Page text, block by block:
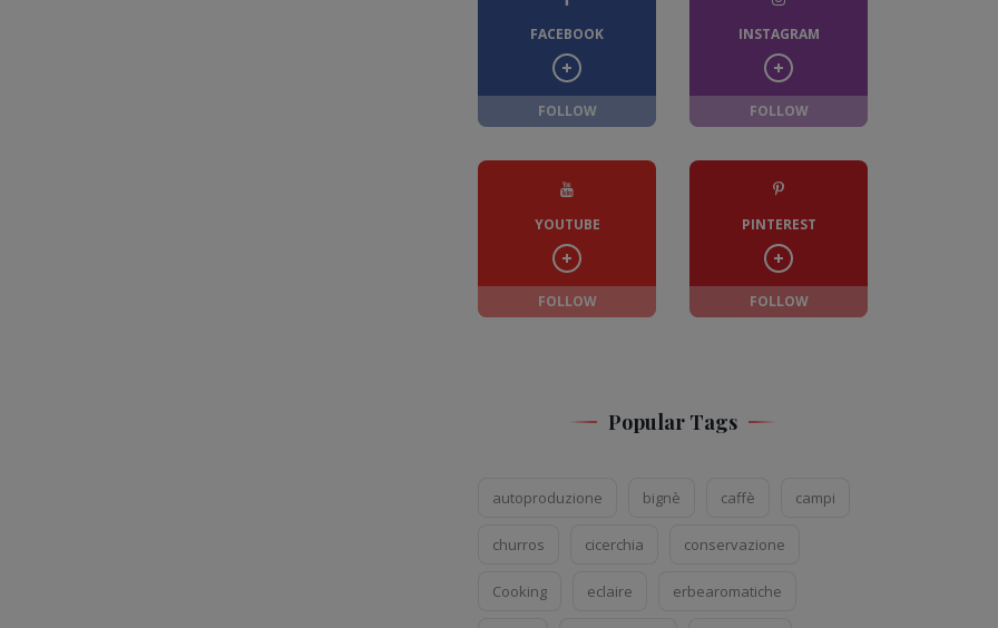
FACEBOOK
FOLLOW
INSTAGRAM
FOLLOW
YOUTUBE
FOLLOW
PINTEREST
FOLLOW
Popular Tags
autoproduzione bignè caffè campi
churros cicerchia conservazione
Cooking eclaire erbearomatiche